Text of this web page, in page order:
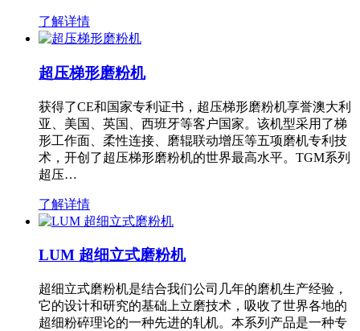
了解详情
超压梯形磨粉机
获得了CE和国家专利证书，超压梯形磨粉机享誉澳大利
亚、美国、英国、西班牙等客户国家。该机型采用了梯
形工作面、柔性连接、磨辊联动增压等五项磨机专利技
术，开创了超压梯形磨粉机的世界最高水平。TGM系列
超压…
了解详情
LUM 超细立式磨粉机
超细立式磨粉机是结合我们公司几年的磨机生产经验，
它的设计和研究的基础上立磨技术，吸收了世界各地的
超细粉碎理论的一种先进的轧机。本系列产品是一种专